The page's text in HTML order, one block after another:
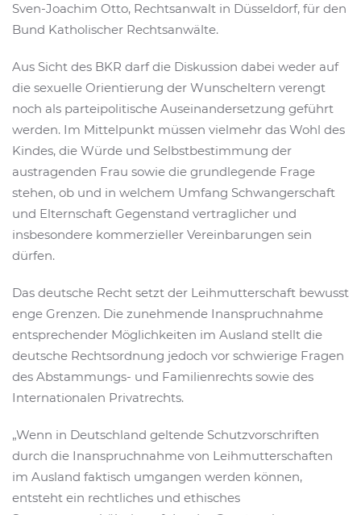
Sven-Joachim Otto, Rechtsanwalt in Düsseldorf, für den
Bund Katholischer Rechtsanwälte.
Aus Sicht des BKR darf die Diskussion dabei weder auf
die sexuelle Orientierung der Wunscheltern verengt
noch als parteipolitische Auseinandersetzung geführt
werden. Im Mittelpunkt müssen vielmehr das Wohl des
Kindes, die Würde und Selbstbestimmung der
austragenden Frau sowie die grundlegende Frage
stehen, ob und in welchem Umfang Schwangerschaft
und Elternschaft Gegenstand vertraglicher und
insbesondere kommerzieller Vereinbarungen sein
dürfen.
Das deutsche Recht setzt der Leihmutterschaft bewusst
enge Grenzen. Die zunehmende Inanspruchnahme
entsprechender Möglichkeiten im Ausland stellt die
deutsche Rechtsordnung jedoch vor schwierige Fragen
des Abstammungs- und Familienrechts sowie des
Internationalen Privatrechts.
„Wenn in Deutschland geltende Schutzvorschriften
durch die Inanspruchnahme von Leihmutterschaften
im Ausland faktisch umgangen werden können,
entsteht ein rechtliches und ethisches